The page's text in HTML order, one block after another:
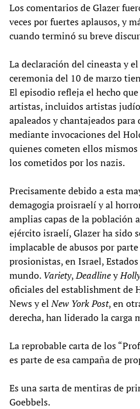
Los comentarios de Glazer
veces por fuertes aplausos, y
cuando terminó su breve
La declaración del cineasta y
ceremonia del 10 de marzo
El episodio refleja el hecho
artistas, incluidos artistas
apaleados y chantajeados
mediante invocaciones del
quienes cometen ellos
los cometidos por los nazis.
Precisamente debido a esta
demagogia proisraelí y al
amplias capas de la población
ejército israelí, Glazer ha sido
implacable de abusos por
prosionistas, en Israel,
mundo.Variety,Deadliney
oficiales del establishment de
News y elNew York Post, en
derecha, han liderado la carga
La reprobable carta de los
es parte de esa campaña de
Es una sarta de mentiras de
Goebbels.